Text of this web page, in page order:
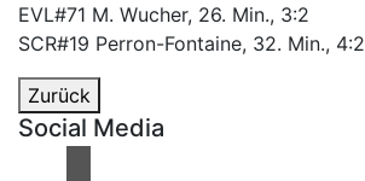
EVL#71 M. Wucher, 26. Min., 3:2
SCR#19 Perron-Fontaine, 32. Min., 4:2
Zurück
Social Media